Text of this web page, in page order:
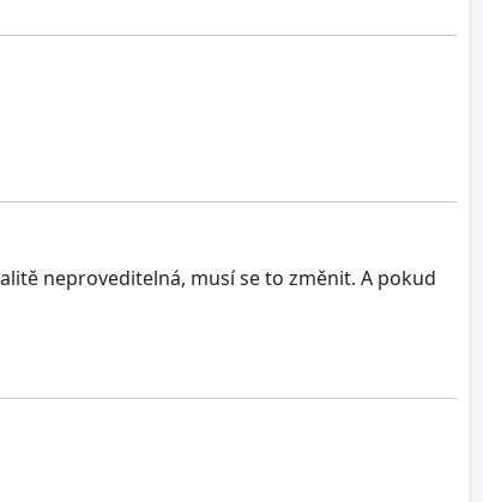
neproveditelná, musí se to změnit. A pokud